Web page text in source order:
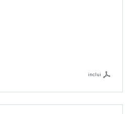
inclui